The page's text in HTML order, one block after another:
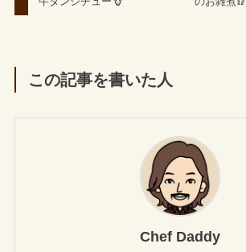
この記事を書いた人
Chef Daddy